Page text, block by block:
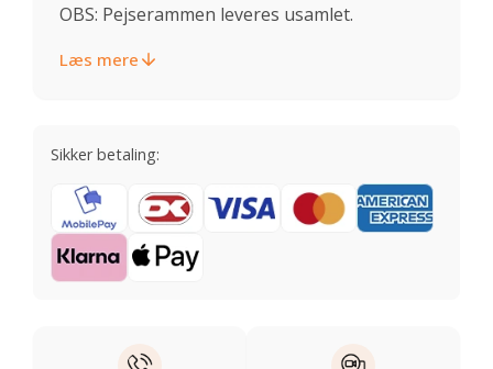
OBS: Pejserammen leveres usamlet.
Læs mere
Sikker betaling: